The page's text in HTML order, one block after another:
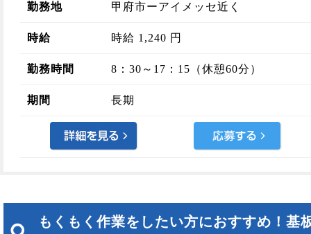
勤務地 甲府市ーアイメッセ近く
時給 時給 1,240 円
勤務時間 8：30～17：15（休憩60分）
期間 長期
もくもく作業をしたい方におすすめ！基